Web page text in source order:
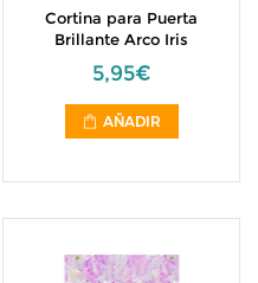
Cortina para Puerta
Brillante Arco Iris
5,95€
AÑADIR